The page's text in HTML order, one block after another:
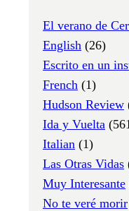
El verano de
English (26)
Escrito en un
French (1)
Hudson Review
Ida y Vuelta
Italian (1)
Las Otras Vidas
Muy Interesante
No te veré morir